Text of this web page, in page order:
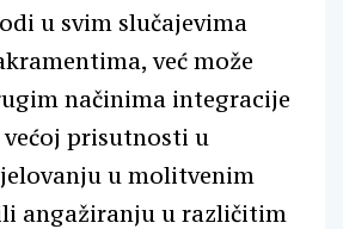
u svim slučajevima
već može
načinima integracije
prisutnosti u
u molitvenim
angažiranju u različitim